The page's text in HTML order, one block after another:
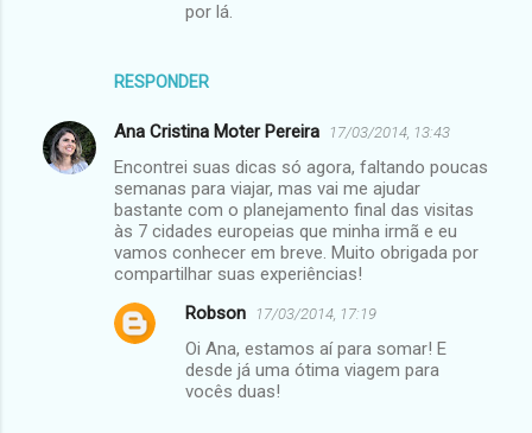
RESPONDER
por lá.
Ana Cristina Moter Pereira 17/03/2014, 13:43
Encontrei suas dicas só agora, faltando poucas
semanas para viajar, mas vai me ajudar
bastante com o planejamento final das visitas
às 7 cidades europeias que minha irmã e eu
vamos conhecer em breve. Muito obrigada por
compartilhar suas experiências!
Robson 17/03/2014, 17:19
Oi Ana, estamos aí para somar! E
desde já uma ótima viagem para
vocês duas!